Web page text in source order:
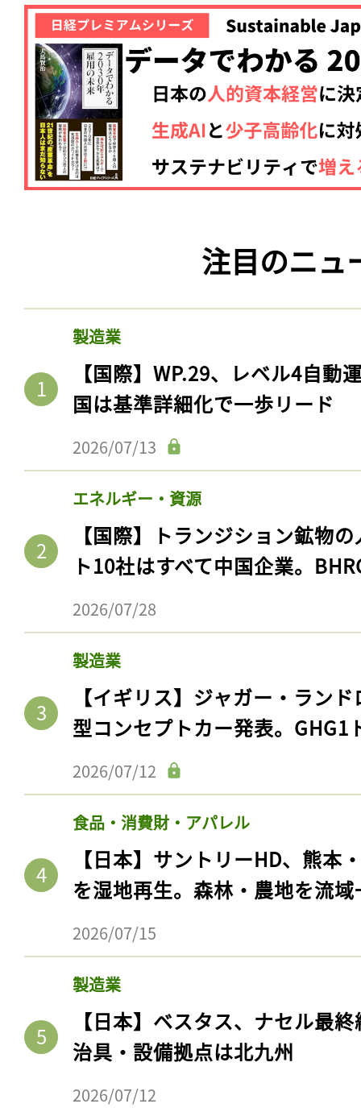
注目のニュ
製造業
【国際】WP.29、レベル4自動
国は基準詳細化で一歩リード
2026/07/13
エネルギー・資源
【国際】トランジション鉱物
ト10社はすべて中国企業。
2026/07/28
製造業
【イギリス】ジャガー・ラン
型コンセプトカー発表。GHG1
2026/07/12
食品・消費財・アパレル
【日本】サントリーHD、熊本
を湿地再生。森林・農地を流
2026/07/15
製造業
【日本】ベスタス、ナセル最
治具・設備拠点は北九州
2026/07/12